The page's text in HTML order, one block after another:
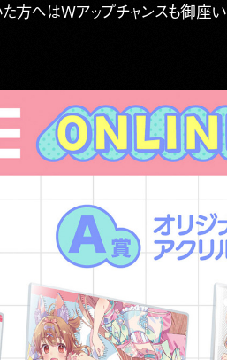
た方へはWアップチャンスも御座